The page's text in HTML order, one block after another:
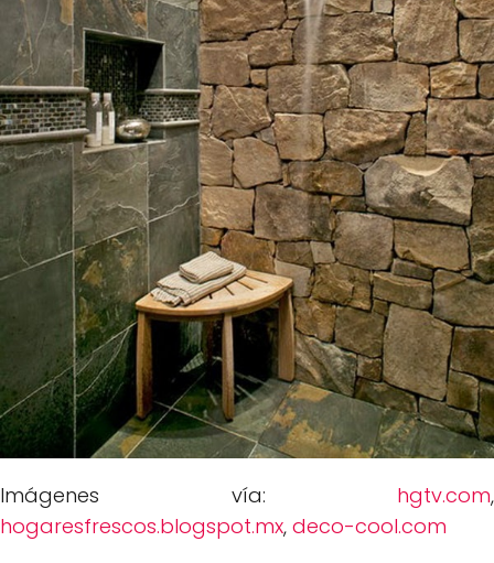
Imágenes vía: hgtv.com,
hogaresfrescos.blogspot.mx, deco-cool.com